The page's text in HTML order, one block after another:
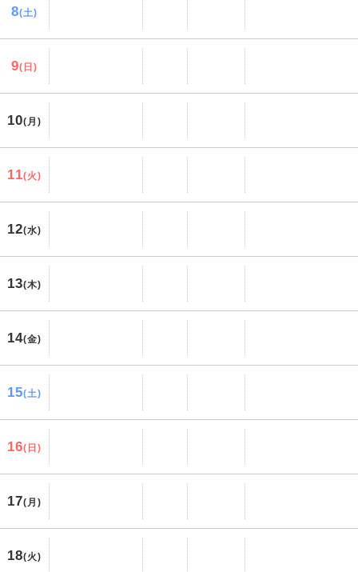
8(土)
9(日)
10(月)
11(火)
12(水)
13(木)
14(金)
15(土)
16(日)
17(月)
18(火)